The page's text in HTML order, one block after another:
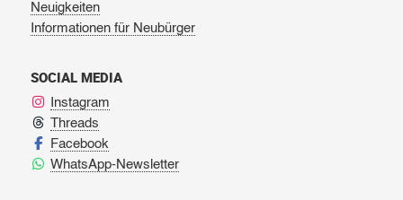
Neuigkeiten
Informationen für Neubürger
SOCIAL MEDIA
Instagram
Threads
Facebook
WhatsApp-Newsletter